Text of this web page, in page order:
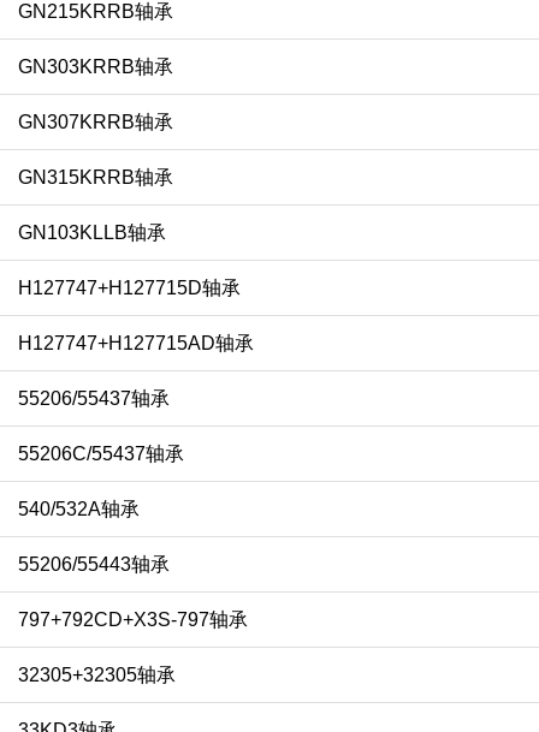
GN215KRRB轴承
GN303KRRB轴承
GN307KRRB轴承
GN315KRRB轴承
GN103KLLB轴承
H127747+H127715D轴承
H127747+H127715AD轴承
55206/55437轴承
55206C/55437轴承
540/532A轴承
55206/55443轴承
797+792CD+X3S-797轴承
32305+32305轴承